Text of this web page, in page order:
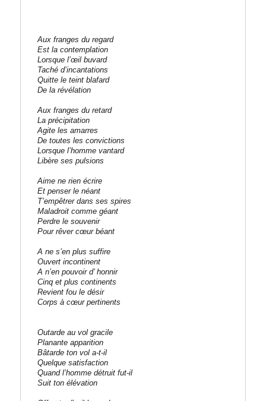
Aux franges du regard
Est la contemplation
Lorsque l’œil buvard
Taché d’incantations
Quitte le teint blafard
De la révélation
Aux franges du retard
La précipitation
Agite les amarres
De toutes les convictions
Lorsque l’homme vantard
Libère ses pulsions
Aime ne rien écrire
Et penser le néant
T’empêtrer dans ses spires
Maladroit comme géant
Perdre le souvenir
Pour rêver cœur béant
A ne s’en plus suffire
Ouvert incontinent
A n’en pouvoir d’ honnir
Cinq et plus continents
Revient fou le désir
Corps à cœur pertinents
Outarde au vol gracile
Planante apparition
Bâtarde ton vol a-t-il
Quelque satisfaction
Quand l’homme détruit fut-il
Suit ton élévation